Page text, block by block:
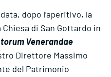
dopo l’aperitivo, la
di San Gottardo in
Venerandae
Direttore Massimo
del Patrimonio